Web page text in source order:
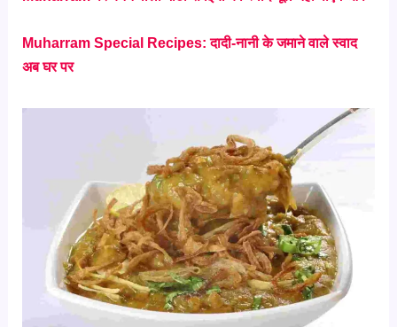
Muharram Special Recipes: दादी-नानी के जमाने वाले स्वाद
अब घर पर